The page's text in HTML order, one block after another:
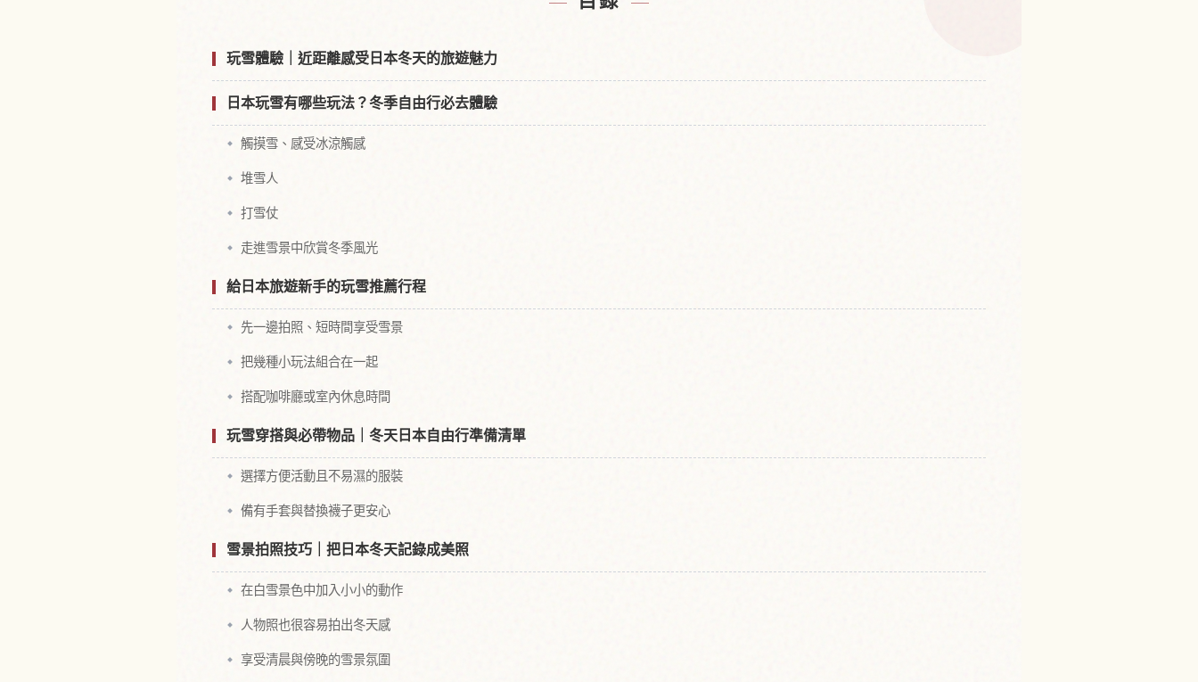
玩雪體驗｜近距離感受日本冬天的旅遊魅力
日本玩雪有哪些玩法？冬季自由行必去體驗
觸摸雪、感受冰涼觸感
堆雪人
打雪仗
走進雪景中欣賞冬季風光
給日本旅遊新手的玩雪推薦行程
先一邊拍照、短時間享受雪景
把幾種小玩法組合在一起
搭配咖啡廳或室內休息時間
玩雪穿搭與必帶物品｜冬天日本自由行準備清單
選擇方便活動且不易濕的服裝
備有手套與替換襪子更安心
雪景拍照技巧｜把日本冬天記錄成美照
在白雪景色中加入小小的動作
人物照也很容易拍出冬天感
享受清晨與傍晚的雪景氛圍